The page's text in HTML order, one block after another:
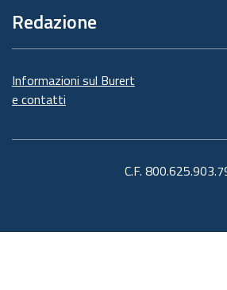
Redazione
Informazioni sul Burert
e contatti
C.F.